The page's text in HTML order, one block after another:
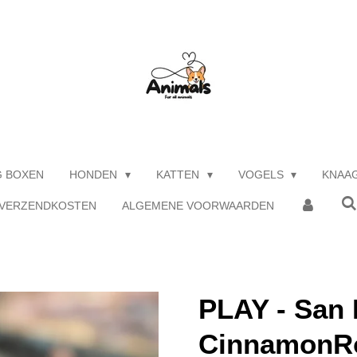
BOXEN HONDEN KATTEN VOGELS
ALGEMENE VOORWAARDEN
PLAY -